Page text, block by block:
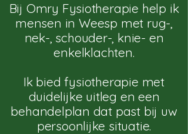
Bij Omry Fysiotherapie help ik
mensen in Weesp met rug-,
nek-, schouder-, knie- en
enkelklachten.
Ik bied fysiotherapie met
duidelijke uitleg en een
behandelplan dat past bij uw
persoonlijke situatie.